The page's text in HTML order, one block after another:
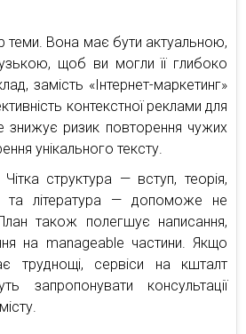
теми. Вона має бути актуальною,
щоб ви могли її глибоко
замість «Інтернет-маркетинг»
контекстної реклами для
знижує ризик повторення чужих
унікального тексту.
структура — вступ, теорія,
та література — допоможе не
також полегшує написання,
на manageable частини. Якщо
труднощі, сервіси на кшталт
запропонувати консультації